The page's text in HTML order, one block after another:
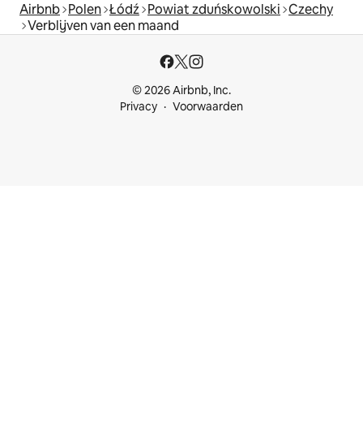
Airbnb Polen Łódź Powiat zduńskowolski Czechy
Verblijven van een maand
© 2026 Airbnb, Inc.
Privacy
Voorwaarden